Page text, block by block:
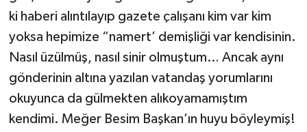
ki haberi alıntılayıp gazete çalışanı kim var kim
yoksa hepimize “namert’ demişliği var kendisinin.
Nasıl üzülmüş, nasıl sinir olmuştum… Ancak aynı
gönderinin altına yazılan vatandaş yorumlarını
okuyunca da gülmekten alıkoyamamıştım
kendimi. Meğer Besim Başkan’ın huyu böyleymiş!